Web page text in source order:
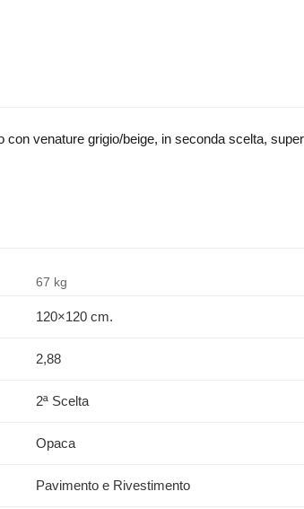
venature grigio/beige, in seconda scelta,
67 kg
120×120 cm.
2,88
2ª Scelta
Opaca
Pavimento e Rivestimento